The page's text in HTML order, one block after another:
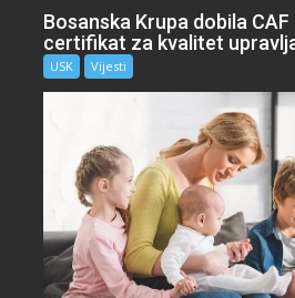
Bosanska Krupa dobila
certifikat za kvalitet
USK Vijesti